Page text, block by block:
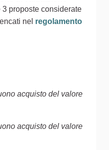
3 proposte considerate
nel regolamento
acquisto del valore
acquisto del valore